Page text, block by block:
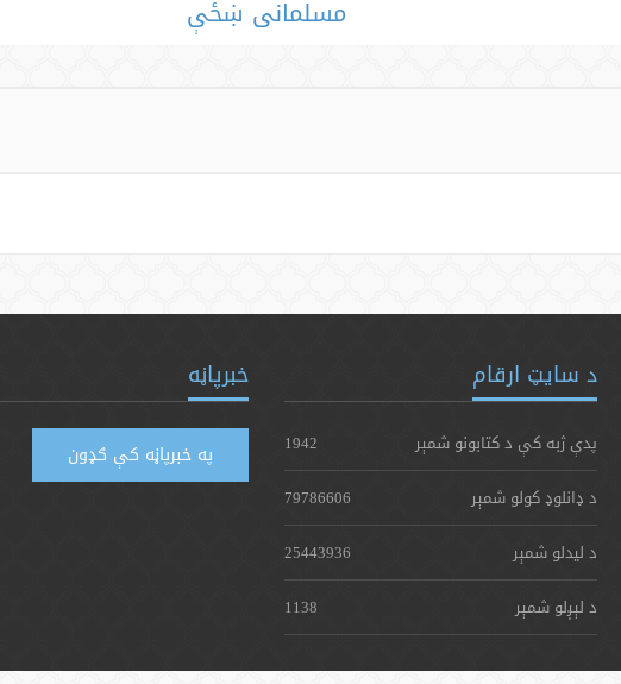
مسلمانی ښځې
د سایټ ارقام
پدې ژبه کې د کتابونو شمېر
1942
د ډانلوډ کولو شمېر
79786606
د لیدلو شمېر
25443936
د لېږلو شمېر
1138
خبرپاڼه
په خبرپاڼه کې ګډون